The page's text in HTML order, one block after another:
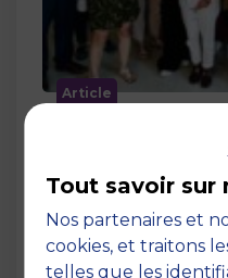
Article
de l’Économie
engagement au
l’innovation en
12 juin 2026
La semaine
Tout savoir sur
Nos partenaires et
cookies, et traitons
telles que les